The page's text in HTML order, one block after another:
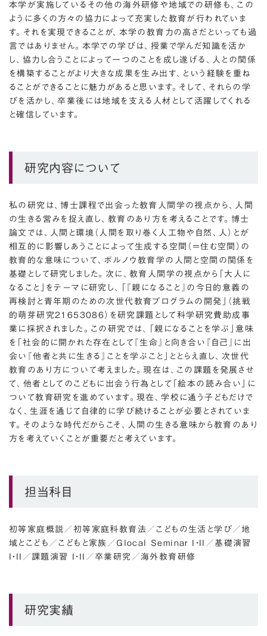
本学が実施しているその他の海外研修や地域での研修も、この
ように多くの方々の協力によって充実した教育が行われていま
す。それを実現できることが、本学の教育力の高さだといっても過
言ではありません。本学での学びは、授業で学んだ知識を活か
し、協力し合うことによって一つのことを成し遂げる、人との関係
を構築することがより大きな成果を生み出す、という経験を重ね
ることができることに魅力があると思います。そして、それらの学
びを活かし、卒業後には地域を支える人材として活躍してくれる
と確信しています。
研究内容について
私の研究は、博士課程で出会った教育人間学の視点から、人間
の生きる営みを捉え直し、教育のあり方を考えることです。博士
論文では、人間と環境（人間を取り巻く人工物や自然、人）とが
相互的に影響しあうことによって生成する空間（＝住む空間）の
教育的な意味について、ボルノウ教育学の人間と空間の関係を
基礎として研究しました。次に、教育人間学の視点から「大人に
なること」をテーマに研究し、「『親になること』の今日的意義の
再検討と青年期のための次世代教育プログラムの開発」（挑戦
的萌芽研究21653086）を研究課題として科学研究費助成事
業に採択されました。この研究では、「親になることを学ぶ」意味
を「社会的に開かれた存在として『生命』と向き合い『自己』に出
会い『他者と共に生きる』ことを学ぶこと」ととらえ直し、次世代
教育のあり方について考えました。現在は、この課題を発展させ
て、他者としてのこどもに出会う行為として「絵本の読み合い」に
ついて教育研究を進めています。現在、学校に通う子どもだけで
なく、生涯を通じて自律的に学び続けることが必要とされていま
す。そのような時代だからこそ、人間の生きる意味から教育のあり
方を考えていくことが重要だと考えています。
担当科目
初等家庭概説 ／ 初等家庭科教育法 ／ こどもの生活と学び ／地
域とこども ／ こどもと家族 ／ Glocal Seminar I・II ／基礎演習
I・II ／課題演習 I・II ／卒業研究 ／海外教育研修
研究実績